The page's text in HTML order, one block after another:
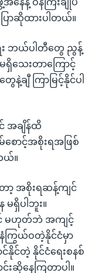
ောဆိုထားပါတယ်။
း ဘယ်ပါတီတွေ ညွန့်
ရှိသေးတာကြောင့်
ျီ ကြာမြင့်နိုင်ပါ
အချိန်ထိ
ောင့်အစိုးရအဖြစ်
ယ်။
ာ့ အစိုးရဆန့်ကျင်
မရှိပါဘူး။
င် မဟုတ်ဘဲ အကျင့်
နံကြွယ်ဝတဲ့နိုင်ငံမှာ
နိုင်တဲ့ နိုင်ငံရေးစနစ်
းဆိုနေကြတာပါ။